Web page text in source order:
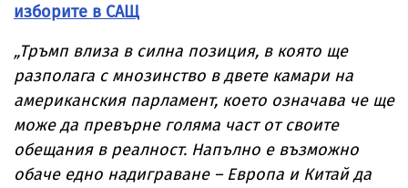
изборите в САЩ
„Тръмп влиза в силна позиция, в която ще
разполага с мнозинство в двете камари на
американския парламент, което означава че ще
може да превърне голяма част от своите
обещания в реалност. Напълно е възможно
обаче едно надиграване – Европа и Китай да